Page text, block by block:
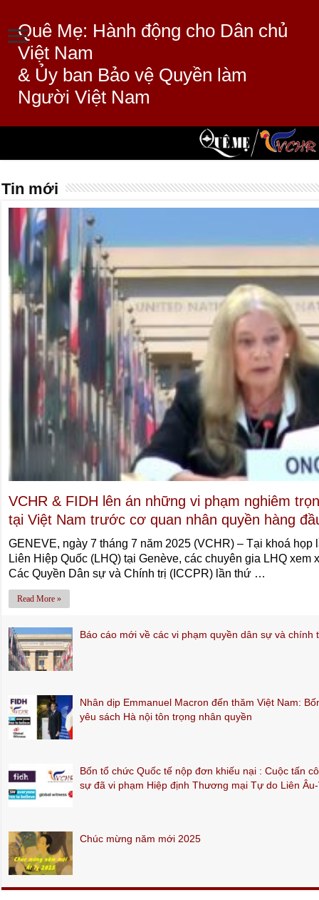
Quê Mẹ: Hành động cho Dân chủ
Việt Nam
& Ủy ban Bảo vệ Quyền làm
Người Việt Nam
Tin mới
VCHR & FIDH lên án những vi phạm nghiêm
tại Việt Nam trước cơ quan nhân quyền hàng
GENEVE, ngày 7 tháng 7 năm 2025 (VCHR) – Tại khoá
Liên Hiệp Quốc (LHQ) tại Genève, các chuyên gia LHQ
Các Quyền Dân sự và Chính trị (ICCPR) lần thứ …
Read More »
Báo cáo mới về các vi phạm quyền dân sự và chính
Nhân dịp Emmanuel Macron đến thăm Việt Nam:
yêu sách Hà nội tôn trọng nhân quyền
Bốn tổ chức Quốc tế nộp đơn khiếu nại : Cuộc tấn
sự đã vi phạm Hiệp định Thương mại Tự do Liên
Chúc mừng năm mới 2025